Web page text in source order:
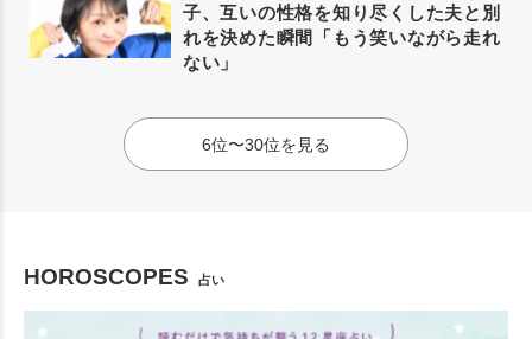
子、互いの性格を知り尽くした夫と別
れを決めた瞬間「もう笑いながら走れ
ない」
6位〜30位を見る
HOROSCOPES 占い